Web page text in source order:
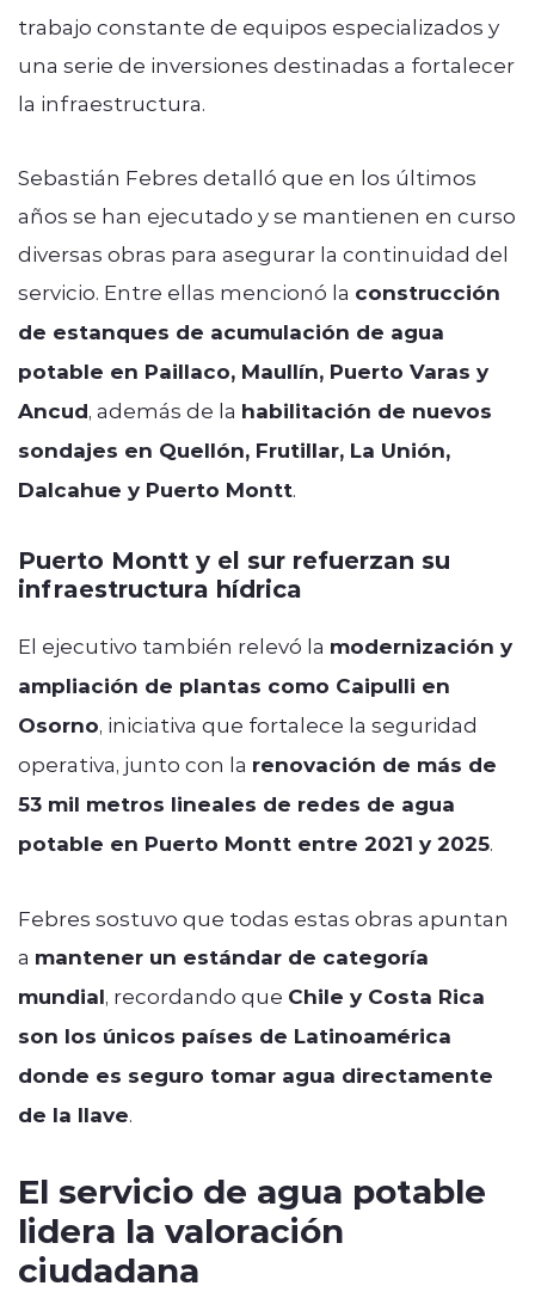
trabajo constante de equipos especializados y
una serie de inversiones destinadas a fortalecer
la infraestructura.
Sebastián Febres detalló que en los últimos
años se han ejecutado y se mantienen en curso
diversas obras para asegurar la continuidad del
servicio. Entre ellas mencionó la construcción
de estanques de acumulación de agua
potable en Paillaco, Maullín, Puerto Varas y
Ancud, además de la habilitación de nuevos
sondajes en Quellón, Frutillar, La Unión,
Dalcahue y Puerto Montt.
Puerto Montt y el sur refuerzan su
infraestructura hídrica
El ejecutivo también relevó la modernización y
ampliación de plantas como Caipulli en
Osorno, iniciativa que fortalece la seguridad
operativa, junto con la renovación de más de
53 mil metros lineales de redes de agua
potable en Puerto Montt entre 2021 y 2025.
Febres sostuvo que todas estas obras apuntan
a mantener un estándar de categoría
mundial, recordando que Chile y Costa Rica
son los únicos países de Latinoamérica
donde es seguro tomar agua directamente
de la llave.
El servicio de agua potable
lidera la valoración
ciudadana